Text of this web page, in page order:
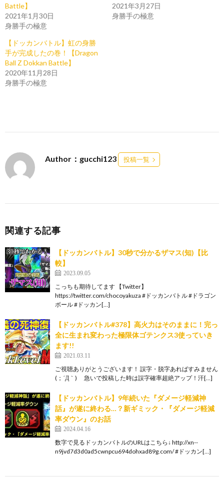
Battle】
2021年1月30日
身勝手の極意
2021年3月27日
身勝手の極意
【ドッカンバトル】虹の身勝
手が完成したの巻！【Dragon
Ball Z Dokkan Battle】
2020年11月28日
身勝手の極意
Author：gucchi123 投稿一覧
関連する記事
【ドッカンバトル】30秒で分かるザマス(知)【比
較】
2023.09.05
こっちも期待してます 【Twitter】
https://twitter.com/chocoyakuza #ドッカンバトル #ドラゴン
ボール #ドッカン[…]
【ドッカンバトル#378】高火力はそのままに！完っ
全に生まれ変わった極限体ゴテンクス3使っていき
ます!!
2021.03.11
ご視聴ありがとうございます！ 誤字・脱字あればすみません
(；´Д｀) 急いで投稿した時は誤字確率超絶アップ！汗[…]
【ドッカンバトル】9年続いた『ダメージ軽減神
話』が遂に終わる…？新ギミック・『ダメージ軽減
率ダウン』のお話
2024.04.16
数字で見るドッカンバトルのURLはこちら↓ http://xn--
n9jvd7d3d0ad5cwnpcu694dohxad89g.com/ #ドッカン[…]